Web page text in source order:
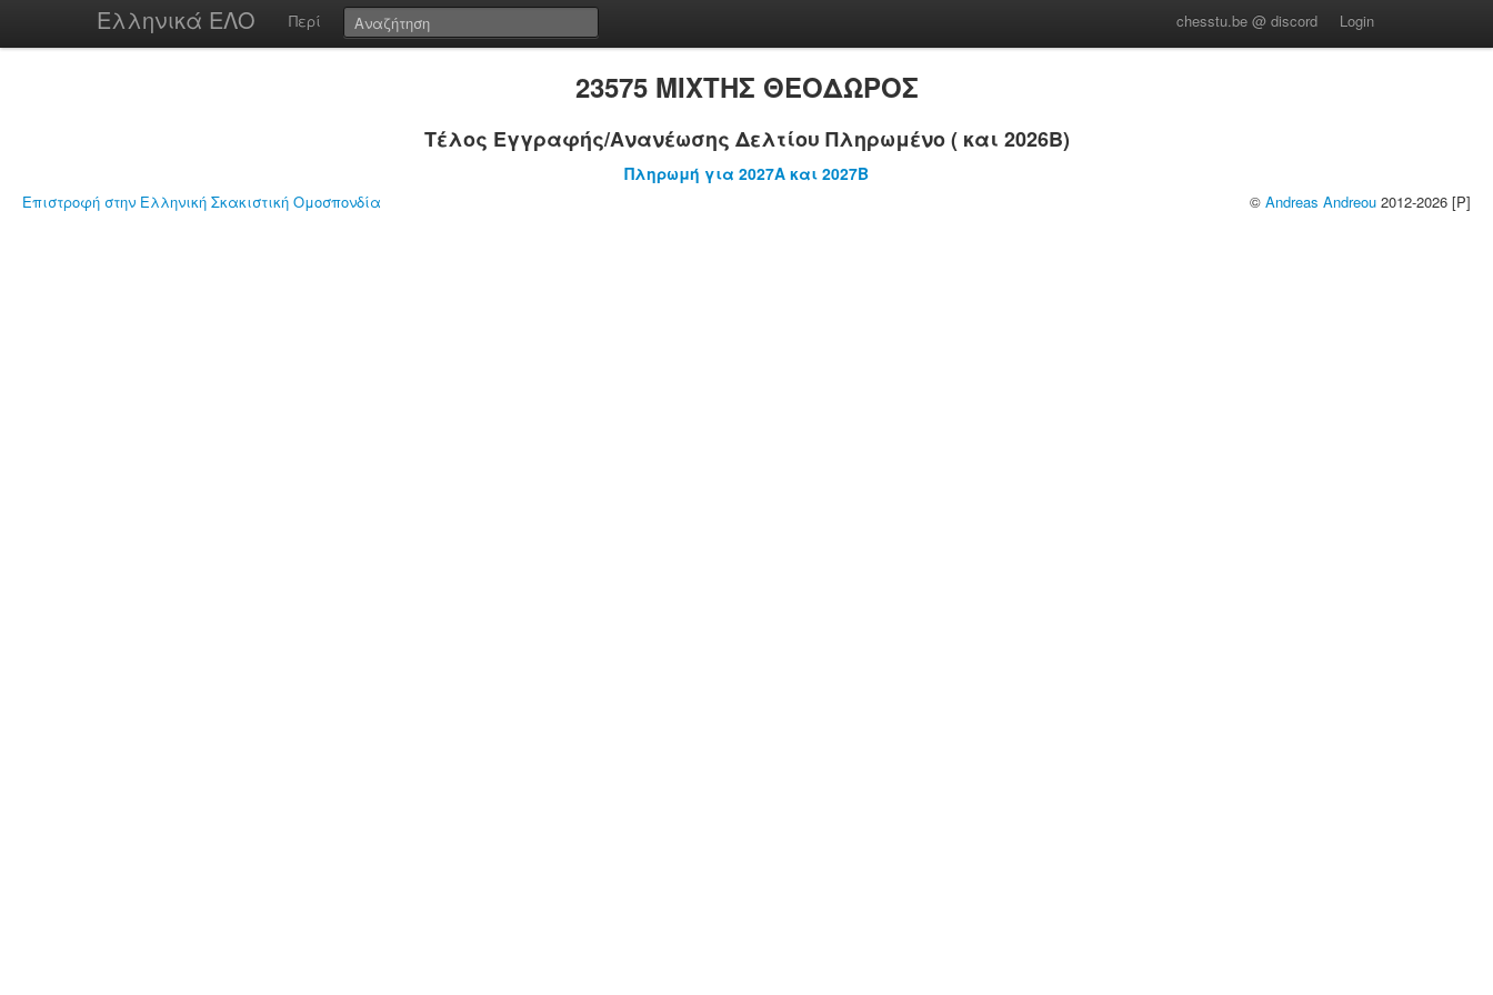
Ελληνικά ΕΛΟ Περί chesstu.be @ discord Login
23575 ΜΙΧΤΗΣ ΘΕΟΔΩΡΟΣ
Τέλος Εγγραφής/Ανανέωσης Δελτίου Πληρωμένο ( και 2026B)
Πληρωμή για 2027A και 2027B
Επιστροφή στην Ελληνική Σκακιστική Ομοσπονδία © Andreas Andreou 2012-2026 [P]